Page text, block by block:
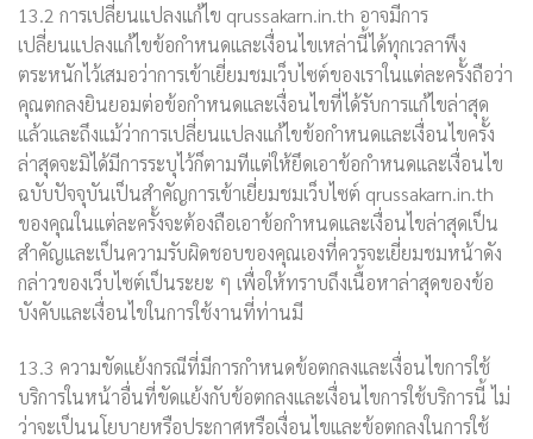
13.2 การเปลี่ยนแปลงแก้ไข qrussakarn.in.th อาจมีการ
เปลี่ยนแปลงแก้ไขข้อกำหนดและเงื่อนไขเหล่านี้ได้ทุกเวลาพึง
ตระหนักไว้เสมอว่าการเข้าเยี่ยมชมเว็บไซต์ของเราในแต่ละครั้งถือว่า
คุณตกลงยินยอมต่อข้อกำหนดและเงื่อนไขที่ได้รับการแก้ไขล่าสุด
แล้วและถึงแม้ว่าการเปลี่ยนแปลงแก้ไขข้อกำหนดและเงื่อนไขครั้ง
ล่าสุดจะมิได้มีการระบุไว้ก็ตามทีแต่ให้ยึดเอาข้อกำหนดและเงื่อนไข
ฉบับปัจจุบันเป็นสำคัญการเข้าเยี่ยมชมเว็บไซต์ qrussakarn.in.th
ของคุณในแต่ละครั้งจะต้องถือเอาข้อกำหนดและเงื่อนไขล่าสุดเป็น
สำคัญและเป็นความรับผิดชอบของคุณเองที่ควรจะเยี่ยมชมหน้าดัง
กล่าวของเว็บไซต์เป็นระยะ ๆ เพื่อให้ทราบถึงเนื้อหาล่าสุดของข้อ
บังคับและเงื่อนไขในการใช้งานที่ท่านมี
13.3 ความขัดแย้งกรณีที่มีการกำหนดข้อตกลงและเงื่อนไขการใช้
บริการในหน้าอื่นที่ขัดแย้งกับข้อตกลงและเงื่อนไขการใช้บริการนี้ ไม่
ว่าจะเป็นนโยบายหรือประกาศหรือเงื่อนไขและข้อตกลงในการใช้